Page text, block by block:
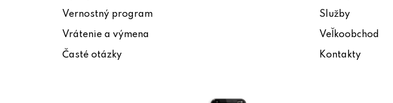
Vernostný program
Vrátenie a výmena
Časté otázky
Služby
Veľkoobchod
Kontakty